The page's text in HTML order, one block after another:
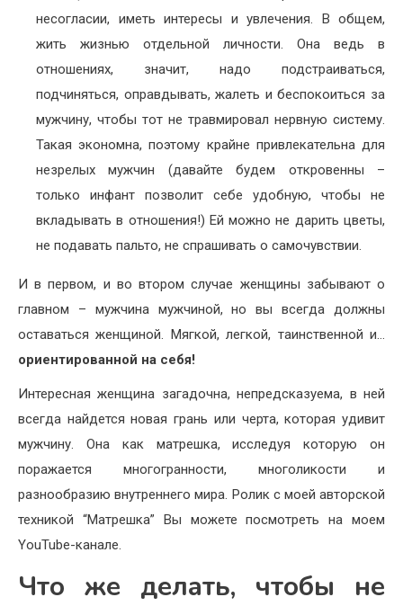
несогласии, иметь интересы и увлечения. В общем,
жить жизнью отдельной личности. Она ведь в
отношениях, значит, надо подстраиваться,
подчиняться, оправдывать, жалеть и беспокоиться за
мужчину, чтобы тот не травмировал нервную систему.
Такая экономна, поэтому крайне привлекательна для
незрелых мужчин (давайте будем откровенны –
только инфант позволит себе удобную, чтобы не
вкладывать в отношения!) Ей можно не дарить цветы,
не подавать пальто, не спрашивать о самочувствии.
И в первом, и во втором случае женщины забывают о
главном – мужчина мужчиной, но вы всегда должны
оставаться женщиной. Мягкой, легкой, таинственной и…
ориентированной на себя!
Интересная женщина загадочна, непредсказуема, в ней
всегда найдется новая грань или черта, которая удивит
мужчину. Она как матрешка, исследуя которую он
поражается многогранности, многоликости и
разнообразию внутреннего мира. Ролик с моей авторской
техникой “Матрешка” Вы можете посмотреть на моем
YouTube-канале.
Что же делать, чтобы не